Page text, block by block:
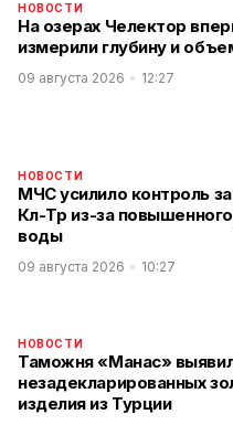
НОВОСТИ
На озерах Челектор
измерили глубину и
09 августа 2026 12:27
НОВОСТИ
МЧС усилило контроль
Көл-Төр из-за
воды
09 августа 2026 10:27
НОВОСТИ
Таможня «Манас»
незадекларированных
изделия из Турции